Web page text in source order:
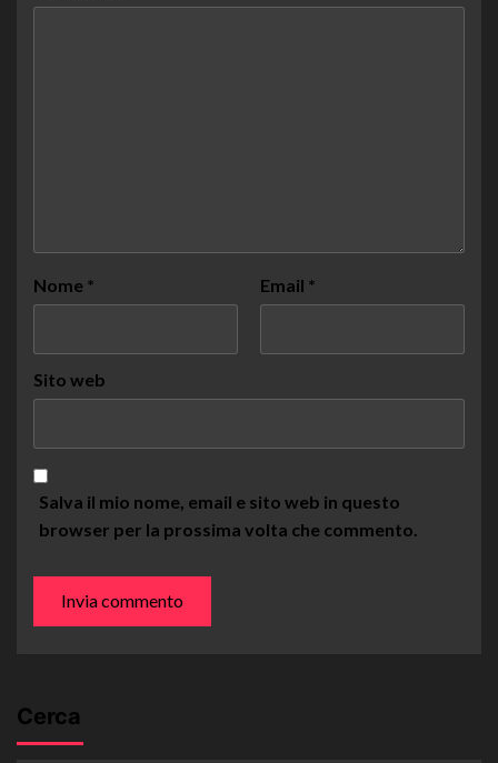
Nome * Email *
Sito web
Salva il mio nome, email e sito web in questo
browser per la prossima volta che commento.
Cerca